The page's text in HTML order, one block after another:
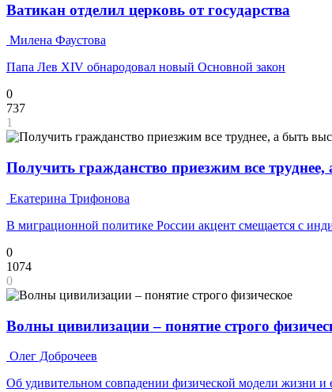
Ватикан отделил церковь от государства
Милена Фаустова
Папа Лев XIV обнародовал новый Основной закон
0
737
1
Получить гражданство приезжим все
Екатерина Трифонова
В миграционной политике России акцент смещается с
0
1074
0
Волны цивилизации – понятие строго
Олег Доброчеев
Об удивительном совпадении физической модели жизни и